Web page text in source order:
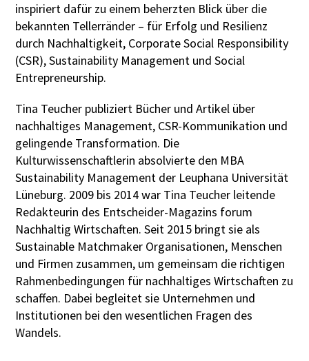
inspiriert dafür zu einem beherzten Blick über die
bekannten Tellerränder – für Erfolg und Resilienz
durch Nachhaltigkeit, Corporate Social Responsibility
(CSR), Sustainability Management und Social
Entrepreneurship.
Tina Teucher publiziert Bücher und Artikel über
nachhaltiges Management, CSR-Kommunikation und
gelingende Transformation. Die
Kulturwissenschaftlerin absolvierte den MBA
Sustainability Management der Leuphana Universität
Lüneburg. 2009 bis 2014 war Tina Teucher leitende
Redakteurin des Entscheider-Magazins forum
Nachhaltig Wirtschaften. Seit 2015 bringt sie als
Sustainable Matchmaker Organisationen, Menschen
und Firmen zusammen, um gemeinsam die richtigen
Rahmenbedingungen für nachhaltiges Wirtschaften zu
schaffen. Dabei begleitet sie Unternehmen und
Institutionen bei den wesentlichen Fragen des
Wandels.